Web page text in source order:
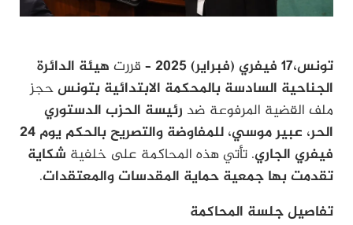
تونس،17 فيفري (فبراير) 2025 – قررت هيئة الدائرة
الجناحية السادسة بالمحكمة الابتدائية بتونسحجز
ملف القضية المرفوعة ضد رئيسة الحزب الدستوري
الحر، عبير موسي، للمفاوضة والتصريح بالحكم يوم 24
فيفري الجاري. تأتي هذه المحاكمة على خلفية شكاية
تقدمت بها جمعية حماية المقدسات والمعتقدات.
تفاصيل جلسة المحاكمة